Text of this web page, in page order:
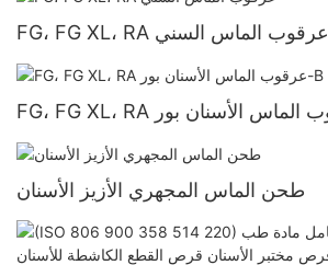
FG، FG XL، RA عرقوب الماس السني
طحن الماس المجهري الأزيز الأسنان